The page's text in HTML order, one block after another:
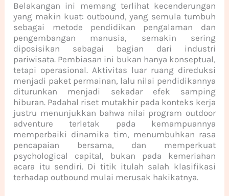
Belakangan ini memang terlihat kecenderungan
yang makin kuat: outbound, yang semula tumbuh
sebagai metode pendidikan pengalaman dan
pengembangan manusia, semakin sering
diposisikan sebagai bagian dari industri
pariwisata. Pembiasan ini bukan hanya konseptual,
tetapi operasional. Aktivitas luar ruang direduksi
menjadi paket permainan, lalu nilai pendidikannya
diturunkan menjadi sekadar efek samping
hiburan. Padahal riset mutakhir pada konteks kerja
justru menunjukkan bahwa nilai program outdoor
adventure terletak pada kemampuannya
memperbaiki dinamika tim, menumbuhkan rasa
pencapaian bersama, dan memperkuat
psychological capital, bukan pada kemeriahan
acara itu sendiri. Di titik itulah salah klasifikasi
terhadap outbound mulai merusak hakikatnya.